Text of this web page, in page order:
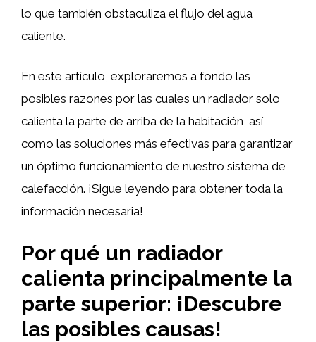
lo que también obstaculiza el flujo del agua
caliente.
En este artículo, exploraremos a fondo las
posibles razones por las cuales un radiador solo
calienta la parte de arriba de la habitación, así
como las soluciones más efectivas para garantizar
un óptimo funcionamiento de nuestro sistema de
calefacción. ¡Sigue leyendo para obtener toda la
información necesaria!
Por qué un radiador
calienta principalmente la
parte superior: ¡Descubre
las posibles causas!